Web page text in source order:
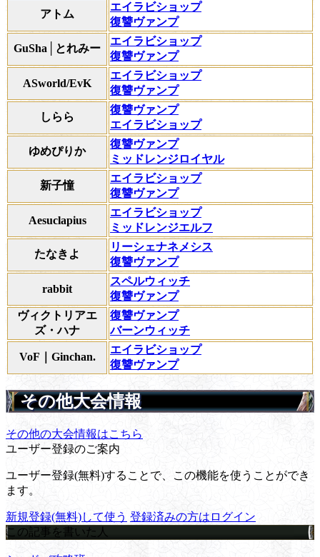
アトム
エイラビショップ
復讐ヴァンプ
GuSha│とれみー
エイラビショップ
復讐ヴァンプ
ASworld/EvK
エイラビショップ
復讐ヴァンプ
しらら
復讐ヴァンプ
エイラビショップ
ゆめぴりか
復讐ヴァンプ
ミッドレンジロイヤル
新子憧
エイラビショップ
復讐ヴァンプ
Aesuclapius
エイラビショップ
ミッドレンジエルフ
たなきよ
リーシェナネメシス
復讐ヴァンプ
rabbit
スペルウィッチ
復讐ヴァンプ
ヴィクトリアエ
ズ・ハナ
復讐ヴァンプ
バーンウィッチ
VoF｜Ginchan.
エイラビショップ
復讐ヴァンプ
その他大会情報
その他の大会情報はこちら
ユーザー登録のご案内
ユーザー登録(無料)することで、この機能を使うことができ
ます。
新規登録(無料)して使う 登録済みの方はログイン
この記事を書いた人